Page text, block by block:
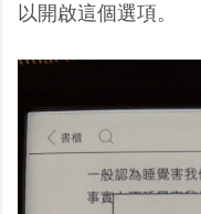
以開啟這個選項。